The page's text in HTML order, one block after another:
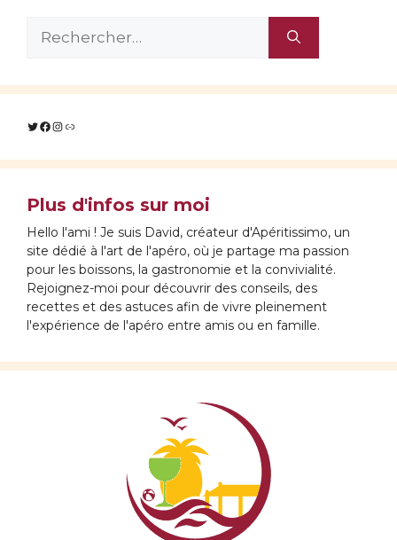
Rechercher :
Twitter
Facebook
Instagram
Lien
Plus d'infos sur moi
Hello l'ami ! Je suis David, créateur d'Apéritissimo, un
site dédié à l'art de l'apéro, où je partage ma passion
pour les boissons, la gastronomie et la convivialité.
Rejoignez-moi pour découvrir des conseils, des
recettes et des astuces afin de vivre pleinement
l'expérience de l'apéro entre amis ou en famille.